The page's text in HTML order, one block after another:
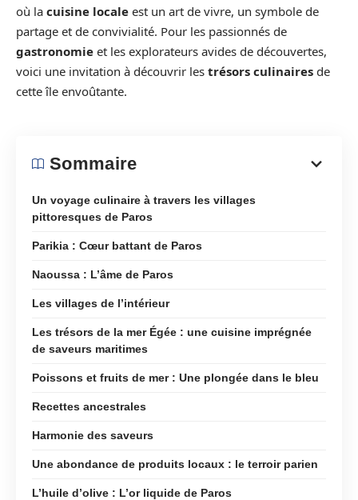
où la cuisine locale est un art de vivre, un symbole de
partage et de convivialité. Pour les passionnés de
gastronomie et les explorateurs avides de découvertes,
voici une invitation à découvrir les trésors culinaires de
cette île envoûtante.
Sommaire
Un voyage culinaire à travers les villages
pittoresques de Paros
Parikia : Cœur battant de Paros
Naoussa : L’âme de Paros
Les villages de l’intérieur
Les trésors de la mer Égée : une cuisine imprégnée
de saveurs maritimes
Poissons et fruits de mer : Une plongée dans le bleu
Recettes ancestrales
Harmonie des saveurs
Une abondance de produits locaux : le terroir parien
L’huile d’olive : L’or liquide de Paros